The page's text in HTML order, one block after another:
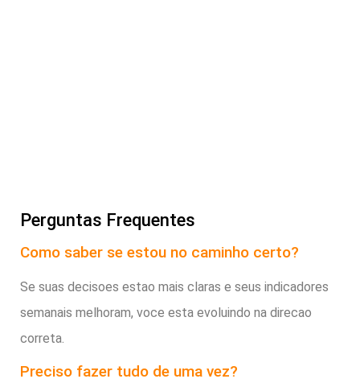
Perguntas Frequentes
Como saber se estou no caminho certo?
Se suas decisoes estao mais claras e seus indicadores
semanais melhoram, voce esta evoluindo na direcao
correta.
Preciso fazer tudo de uma vez?